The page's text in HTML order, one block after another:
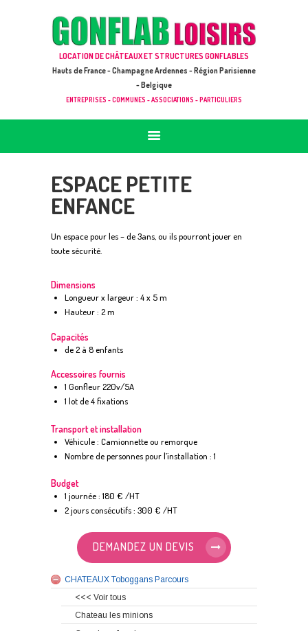
LOCATION DE CHÂTEAUX ET STRUCTURES GONFLABLES
Hauts de France - Champagne Ardennes - Région Parisienne
- Belgique
ENTREPRISES - COMMUNES - ASSOCIATIONS - PARTICULIERS
GONFLAB LOISIRS
ACCUEIL
JEUX À LOUER & PRESTATIONS
CATALOGUE / TARIF
DEMANDE DE DEVIS (SOUS 24H)
ESPACE PETITE
ENFANCE
Un espace pour les – de 3ans, ou ils pourront jouer en
toute sécurité.
Dimensions
Longueur x largeur : 4 x 5 m
Hauteur : 2 m
Capacités
de 2 à 8 enfants
Accessoires fournis
1 Gonfleur 220v/5A
1 lot de 4 fixations
Transport et installation
Véhicule : Camionnette ou remorque
Nombre de personnes pour l’installation : 1
Budget
1 journée : 180 € /HT
2 jours consécutifs : 300 € /HT
DEMANDEZ UN DEVIS
CHATEAUX Toboggans Parcours
<<< Voir tous
Chateau les minions